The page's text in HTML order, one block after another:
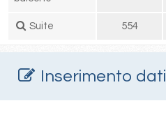
Suite 554
Inserimento dati